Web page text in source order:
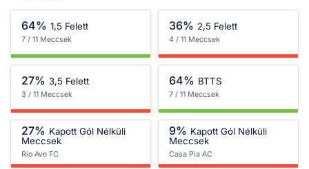
64% 1,5 Felett
7 / 11 Meccsek
36% 2,5 Felett
4 / 11 Meccsek
27% 3,5 Felett
3 / 11 Meccsek
64% BTTS
7 / 11 Meccsek
27% Kapott Gól Nélküli
Meccsek
Rio Ave FC
9% Kapott Gól Nélküli
Meccsek
Casa Pia AC